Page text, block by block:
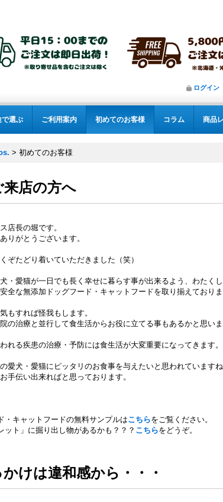
ログイン
で選ぶ ご利用案内 初めてのお客様 コラム 商品
> 初めてのお客様
店の方へ
店長の堀です。
りがとうございます。
ぞたどり着いていただきました（笑）
・愛猫が一日でも長く幸せに暮らす事が出来るよう、わたく
全な無添加ドッグフード・キャットフードを取り揃えており
もすれば怪我もします。
の治療と並行して食生活からお役に立てる事もあるかと思い
れる疾患の治療・予防には食生活が大変重要になってきます。
愛犬・愛猫にピッタリのお食事を与えたいと思われています
手伝い出来ればと思っております。
・キャットフードの無料サンプルはこちらをご覧ください。
ット」に掘り出し物があるかも？？？ こちらをどうぞ。
けは違和感から・・・